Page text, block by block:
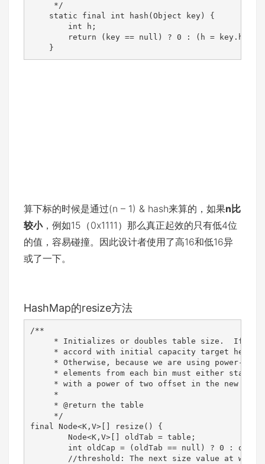
     */
    static final int hash(Object key) {
        int h;
return (key == null) ? 0 : (h =
    }
算下标的时候是通过(n – 1) & hash来算的，如果n比
较小，例如15（0x1111）那么真正起效的只有低4位
的值，容易碰撞。因此设计者使用了高16和低16异
或了一下。
HashMap的resize方法
/**
* Initializes or doubles table size.  If
* accord with initial capacity target held
* Otherwise, because we are using power-of-
* elements from each bin must either stay
* with a power of two offset in the new
     *
     * @return the table
     */
final Node<K,V>[] resize() {
        Node<K,V>[] oldTab = table;
int oldCap = (oldTab == null) ? 0 :
//threshold: The next size value at